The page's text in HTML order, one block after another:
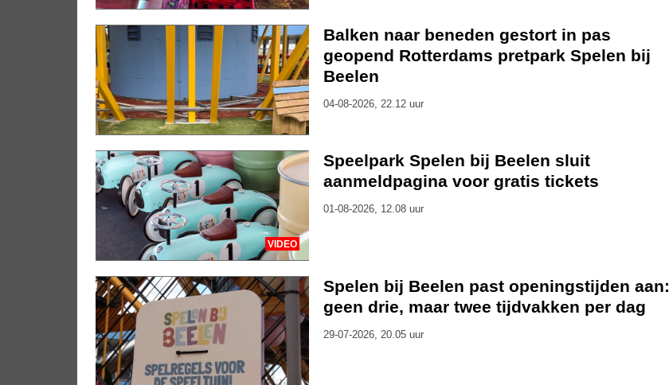
Balken naar beneden gestort in pas
geopend Rotterdams pretpark Spelen bij
Beelen
04-08-2026, 22.12 uur
VIDEO
Speelpark Spelen bij Beelen sluit
aanmeldpagina voor gratis tickets
01-08-2026, 12.08 uur
Spelen bij Beelen past openingstijden aan:
geen drie, maar twee tijdvakken per dag
29-07-2026, 20.05 uur